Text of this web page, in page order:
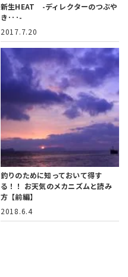
新生HEAT -ディレクターのつぶや
き･･･-
2017.7.20
釣りのために知っておいて得す
る！！ お天気のメカニズムと読み
方【前編】
2018.6.4